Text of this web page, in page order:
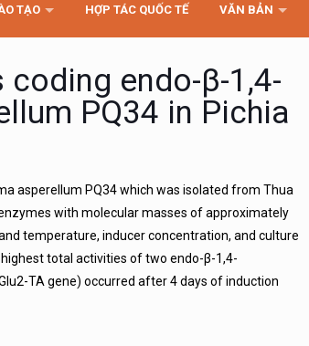
TẠO HỢP TÁC QUỐC TẾ VĂN BẢN
endo-β-1,4-
PQ34 in Pichia
asperellum PQ34 which was isolated from Thua
with molecular masses of approximately
temperature, inducer concentration, and culture
total activities of two endo-β-1,4-
TA gene) occurred after 4 days of induction